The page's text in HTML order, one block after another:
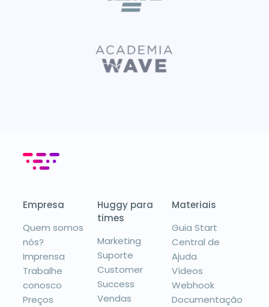
Empresa
Quem somos
nós?
Imprensa
Trabalhe
conosco
Preços
Huggy para
times
Marketing
Suporte
Customer
Success
Vendas
Materiais
Guia Start
Central de
Ajuda
Vídeos
Webhook
Documentação